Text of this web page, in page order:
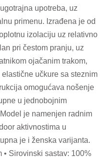
upotreba, uz
primenu. Izrađena je od
izolaciju uz relativno
pri čestom pranju, uz
ojačanim trakom,
učkure sa steznim
omogućava nošenje
u jednobojnim
je namenjen radnim
aktivnostima u
je i ženska varijanta.
Sirovinski sastav: 100%